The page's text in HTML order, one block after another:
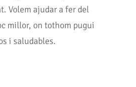
Volem ajudar a fer del
millor, on tothom pugui
i saludables.